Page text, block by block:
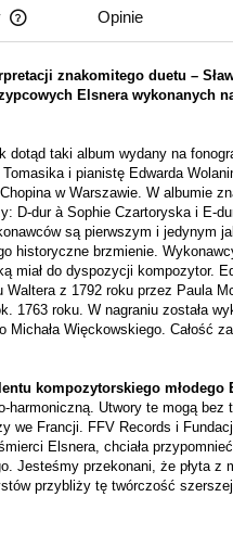
Cena nie zawiera ewentualnych
płatności
Opinie
znakomitego duetu –
Elsnera wykonanych
dotąd taki album wydany na
i pianistę Edwarda
w Warszawie. W albumie
dur à Sophie Czartoryska i E-
są pierwszym i jedynym
historyczne brzmienie.
do dyspozycji kompozytor.
z 1792 roku przez Paula
1763 roku. W nagraniu została
Więckowskiego. Całość
kompozytorskiego młodego
Utwory te mogą
we Francji. FFV Records i
Elsnera, chciała
Jesteśmy przekonani, że płyta z
przybliży tę twórczość